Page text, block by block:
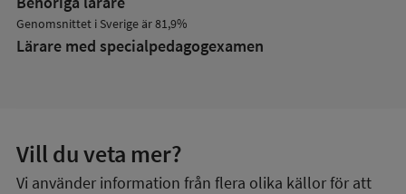
Genomsnittet i Sverige är 81,9%
Lärare med specialpedagog­examen
Vill du veta mer?
Vi använder information från flera olika källor för att